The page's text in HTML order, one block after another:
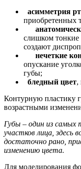
асимметрия
приобретенных
слишком
создают
нечеткие
опускание
губы;
бледный цвет,
Контурную пластику
возрастными
Губы – один из
участков лица, здесь
достаточно рано,
изменению цвета.
Для моделирования